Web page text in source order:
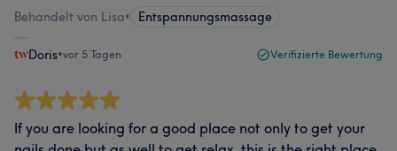
Behandelt von Lisa• Entspannungsmassage
Doris•vor 5 Tagen Verifizierte Bewertung
If you are looking for a good place not only to get your